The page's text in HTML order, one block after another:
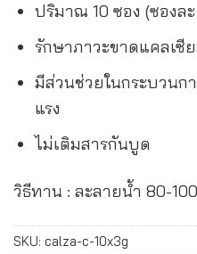
ปริมาณ 10 ซอง (ซองล
รักษาภาวะขาดแคลเซี
มีส่วนช่วยในกระบวนก
แรง
ไม่เติมสารกันบูด
วิธีทาน : ละลายน้ำ 80-
SKU: calza-c-10x3g